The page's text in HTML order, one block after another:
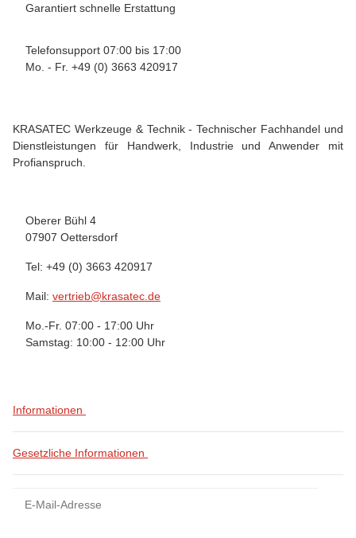
Garantiert schnelle Erstattung
Telefonsupport 07:00 bis 17:00
Mo. - Fr. +49 (0) 3663 420917
KRASATEC Werkzeuge & Technik - Technischer Fachhandel und
Dienstleistungen für Handwerk, Industrie und Anwender mit
Profianspruch.
Oberer Bühl 4
07907 Oettersdorf
Tel: +49 (0) 3663 420917
Mail: vertrieb@krasatec.de
Mo.-Fr. 07:00 - 17:00 Uhr
Samstag: 10:00 - 12:00 Uhr
Informationen
Gesetzliche Informationen
Newsletter Abonnieren